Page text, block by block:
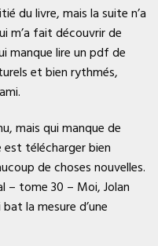
du livre, mais la suite n’a
m’a fait découvrir de
manque lire un pdf de
et bien rythmés,
mais qui manque de
est télécharger bien
de choses nouvelles.
– tome 30 – Moi, Jolan
la mesure d’une